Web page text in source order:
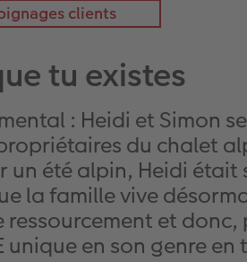
clients
tu existes
: Heidi et Simon
du chalet
un été alpin, Heidi
la famille vive
et
unique en son genre